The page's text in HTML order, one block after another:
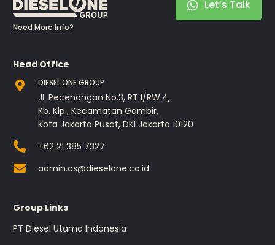
Need More Info?
Let’s Talk
Head Office
DIESEL ONE GROUP
Jl. Pecenongan No.3, RT.1/RW.4,
Kb. Klp., Kecamatan Gambir,
Kota Jakarta Pusat, DKI Jakarta 10120
+62 21 385 7327
admin.cs@dieselone.co.id
Group Links
PT Diesel Utama Indonesia